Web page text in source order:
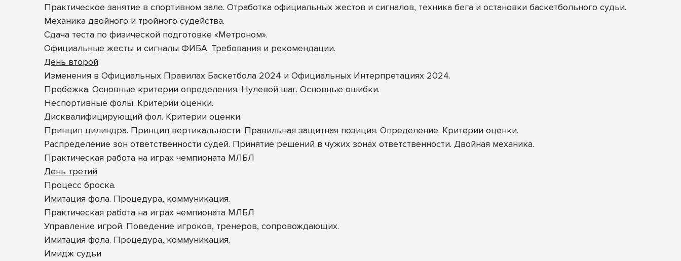
Практическое занятие в спортивном зале. Отработка официальных жестов и сигналов, техника бега и остановки баскетбольного судьи.
Механика двойного и тройного судейства.
Сдача теста по физической подготовке «Метроном».
Официальные жесты и сигналы ФИБА. Требования и рекомендации.
День второй
Изменения в Официальных Правилах Баскетбола 2024 и Официальных Интерпретациях 2024.
Пробежка. Основные критерии определения. Нулевой шаг. Основные ошибки.
Неспортивные фолы. Критерии оценки.
Дисквалифицирующий фол. Критерии оценки.
Принцип цилиндра. Принцип вертикальности. Правильная защитная позиция. Определение. Критерии оценки.
Распределение зон ответственности судей. Принятие решений в чужих зонах ответственности. Двойная механика.
Практическая работа на играх чемпионата МЛБЛ
День третий
Процесс броска.
Имитация фола. Процедура, коммуникация.
Практическая работа на играх чемпионата МЛБЛ
Управление игрой. Поведение игроков, тренеров, сопровождающих.
Имитация фола. Процедура, коммуникация.
Имидж судьи